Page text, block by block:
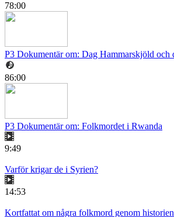
78:00
P3 Dokumentär om: Dag Hammarskjöld och
86:00
P3 Dokumentär om: Folkmordet i Rwanda
9:49
Varför krigar de i Syrien?
14:53
Kortfattat om några folkmord genom historien